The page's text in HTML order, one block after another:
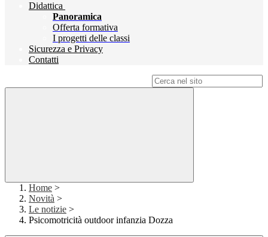
Didattica
Panoramica
Offerta formativa
I progetti delle classi
Sicurezza e Privacy
Contatti
Home >
Novità >
Le notizie >
Psicomotricità outdoor infanzia Dozza